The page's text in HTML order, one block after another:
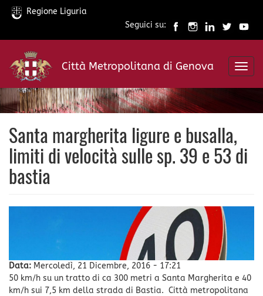
Salta
contenuto
principale
Regione Liguria
Seguici su:
Città Metropolitana di Genova
Santa margherita ligure e busalla,
limiti di velocità sulle sp. 39 e 53 di
bastia
Data: Mercoledì, 21 Dicembre, 2016 - 17:21
50 km/h su un tratto di ca 300 metri a Santa Margherita e 40
km/h sui 7,5 km della strada di Bastia. Città metropolitana